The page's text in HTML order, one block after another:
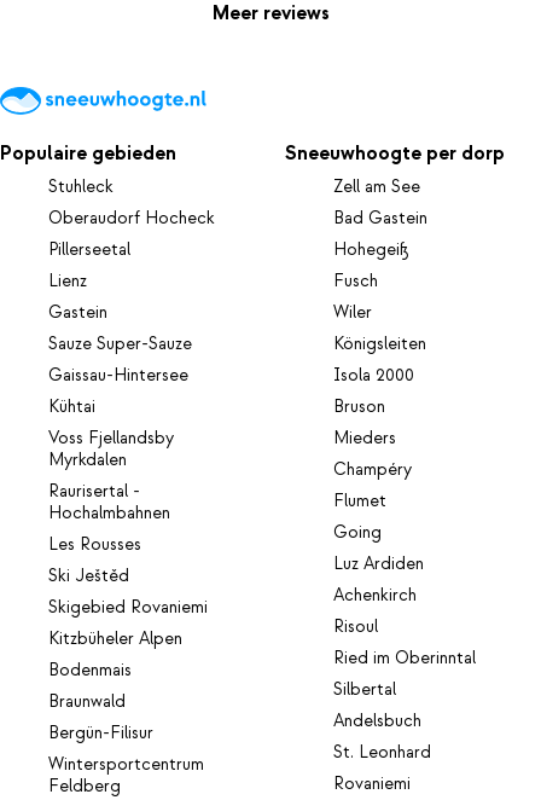
Meer reviews
Populaire gebieden
Stuhleck
Oberaudorf Hocheck
Pillerseetal
Lienz
Gastein
Sauze Super-Sauze
Gaissau-Hintersee
Kühtai
Voss Fjellandsby
Myrkdalen
Raurisertal -
Hochalmbahnen
Les Rousses
Ski Ještěd
Skigebied Rovaniemi
Kitzbüheler Alpen
Bodenmais
Braunwald
Bergün-Filisur
Wintersportcentrum
Feldberg
Sneeuwhoogte per dorp
Zell am See
Bad Gastein
Hohegeiß
Fusch
Wiler
Königsleiten
Isola 2000
Bruson
Mieders
Champéry
Flumet
Going
Luz Ardiden
Achenkirch
Risoul
Ried im Oberinntal
Silbertal
Andelsbuch
St. Leonhard
Rovaniemi